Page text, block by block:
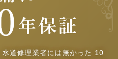
道修理業者には無かった
10